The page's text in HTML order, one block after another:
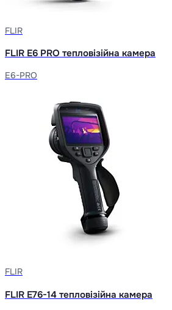
FLIR
FLIR E6 PRO тепловізійна камера
E6-PRO
FLIR
FLIR E76-14 тепловізійна камера